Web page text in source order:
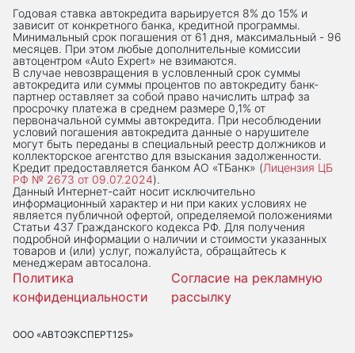
Годовая ставка автокредита варьируется 8% до 15% и
зависит от конкретного банка, кредитной программы.
Минимальный срок погашения от 61 дня, максимальный - 96
месяцев. При этом любые дополнительные комиссии
автоцентром «Auto Expert» не взимаются.
В случае невозвращения в условленный срок суммы
автокредита или суммы процентов по автокредиту банк-
партнер оставляет за собой право начислить штраф за
просрочку платежа в среднем размере 0,1% от
первоначальной суммы автокредита. При несоблюдении
условий погашения автокредита данные о нарушителе
могут быть переданы в специальный реестр должников и
коллекторское агентство для взыскания задолженности.
Кредит предоставляется банком АО «ТБанк» (Лицензия ЦБ
РФ № 2673 от 09.07.2024).
Данный Интернет-сaйт носит исключительно
информационный характер и ни при каких условиях не
является публичной офертой, определяемой положениями
Статьи 437 Гражданского кодекса РФ. Для получения
подробной информации о наличии и стоимости указанных
товаров и (или) услуг, пожалуйста, обращайтесь к
менеджерам автосалона.
Политика
конфиденциальности
Согласие на рекламную
рассылку
ООО «АВТОЭКСПЕРТ125»